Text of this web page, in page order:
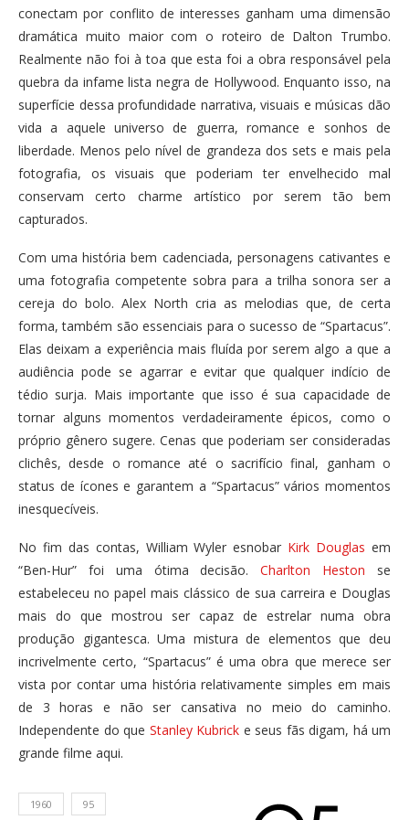
conectam por conflito de interesses ganham uma dimensão
dramática muito maior com o roteiro de Dalton Trumbo.
Realmente não foi à toa que esta foi a obra responsável pela
quebra da infame lista negra de Hollywood. Enquanto isso, na
superfície dessa profundidade narrativa, visuais e músicas dão
vida a aquele universo de guerra, romance e sonhos de
liberdade. Menos pelo nível de grandeza dos sets e mais pela
fotografia, os visuais que poderiam ter envelhecido mal
conservam certo charme artístico por serem tão bem
capturados.
Com uma história bem cadenciada, personagens cativantes e
uma fotografia competente sobra para a trilha sonora ser a
cereja do bolo. Alex North cria as melodias que, de certa
forma, também são essenciais para o sucesso de “Spartacus”.
Elas deixam a experiência mais fluída por serem algo a que a
audiência pode se agarrar e evitar que qualquer indício de
tédio surja. Mais importante que isso é sua capacidade de
tornar alguns momentos verdadeiramente épicos, como o
próprio gênero sugere. Cenas que poderiam ser consideradas
clichês, desde o romance até o sacrifício final, ganham o
status de ícones e garantem a “Spartacus” vários momentos
inesquecíveis.
No fim das contas, William Wyler esnobar Kirk Douglas em
“Ben-Hur” foi uma ótima decisão.Charlton Heston se
estabeleceu no papel mais clássico de sua carreira e Douglas
mais do que mostrou ser capaz de estrelar numa obra
produção gigantesca. Uma mistura de elementos que deu
incrivelmente certo, “Spartacus” é uma obra que merece ser
vista por contar uma história relativamente simples em mais
de 3 horas e não ser cansativa no meio do caminho.
Independente do que Stanley Kubrick e seus fãs digam, há um
grande filme aqui.
1960 95